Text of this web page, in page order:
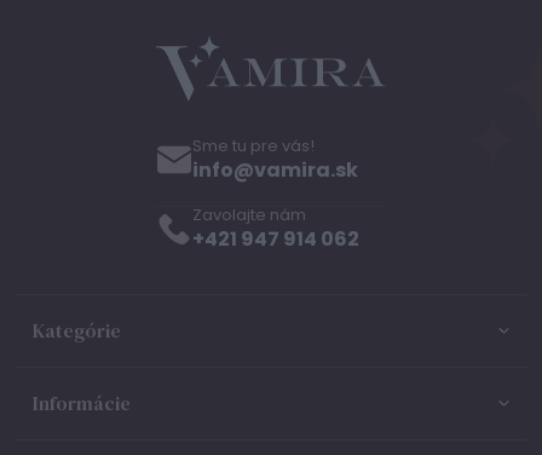
Sme tu pre vás!
info@vamira.sk
Zavolajte nám
+421 947 914 062
Kategórie
Informácie